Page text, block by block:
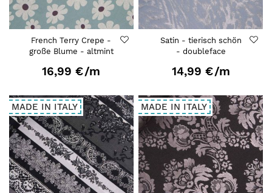
French Terry Crepe -
große Blume - altmint
16,99 €/m
Satin - tierisch schön
- doubleface
14,99 €/m
MADE IN ITALY MADE IN ITALY